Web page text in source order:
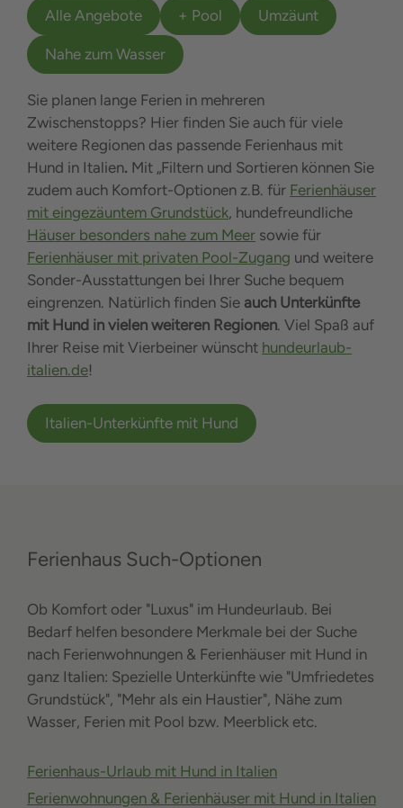
Alle Angebote + Pool Umzäunt
Nahe zum Wasser
Sie planen lange Ferien in mehreren
Zwischenstopps? Hier finden Sie auch für viele
weitere Regionen das passende Ferienhaus mit
Hund in Italien. Mit „Filtern und Sortieren können Sie
zudem auch Komfort-Optionen z.B. für Ferienhäuser
mit eingezäuntem Grundstück, hundefreundliche
Häuser besonders nahe zum Meer sowie für
Ferienhäuser mit privaten Pool-Zugang und weitere
Sonder-Ausstattungen bei Ihrer Suche bequem
eingrenzen. Natürlich finden Sie auch Unterkünfte
mit Hund in vielen weiteren Regionen. Viel Spaß auf
Ihrer Reise mit Vierbeiner wünscht hundeurlaub-
italien.de!
Italien-Unterkünfte mit Hund
Ferienhaus Such-Optionen
Ob Komfort oder "Luxus" im Hundeurlaub. Bei
Bedarf helfen besondere Merkmale bei der Suche
nach Ferienwohnungen & Ferienhäuser mit Hund in
ganz Italien: Spezielle Unterkünfte wie "Umfriedetes
Grundstück", "Mehr als ein Haustier", Nähe zum
Wasser, Ferien mit Pool bzw. Meerblick etc.
Ferienhaus-Urlaub mit Hund in Italien
Ferienwohnungen & Ferienhäuser mit Hund in Italien